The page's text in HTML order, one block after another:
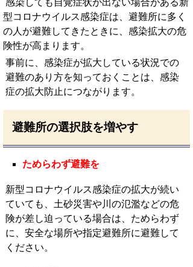
感染しても自覚症状が出ない場合がある新
型コロナウイルス感染症は、避難所に多く
の人が避難してきたときに、感染拡大の危
険性が高まります。
事前に、感染症が拡大している状況での
避難のあり方を知っておくことは、感染
症の拡大防止につながります。
避難所の選択肢を増やす
ためらわず避難を
新型コロナウイルス感染症の拡大が続い
ていても、土砂災害や川の氾濫などの危
険が差し迫っている場合は、ためらわず
に、安全な場所や指定避難所に避難して
ください。